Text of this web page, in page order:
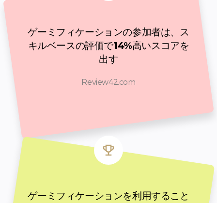
ゲーミフィケーションの参加者は、ス
キルベースの評価で14%高いスコアを
出す
Review42.com
ゲーミフィケーションを利用すること